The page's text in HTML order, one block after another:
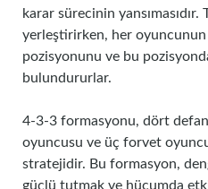
karar sürecinin yansımasıdır.
yerleştirirken, her oyuncunun
pozisyonunu ve bu
bulundururlar.
4-3-3 formasyonu, dört
oyuncusu ve üç forvet
stratejidir. Bu formasyon,
güçlü tutmak ve hücumda